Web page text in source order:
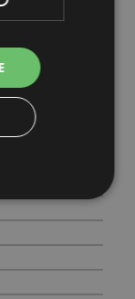
w Puckator
kupujących.
12cm